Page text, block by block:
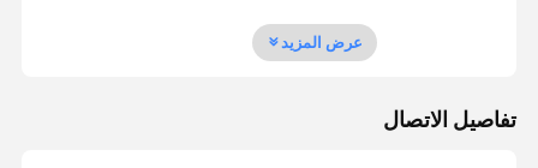
عرض المزيد
تفاصيل الاتصال